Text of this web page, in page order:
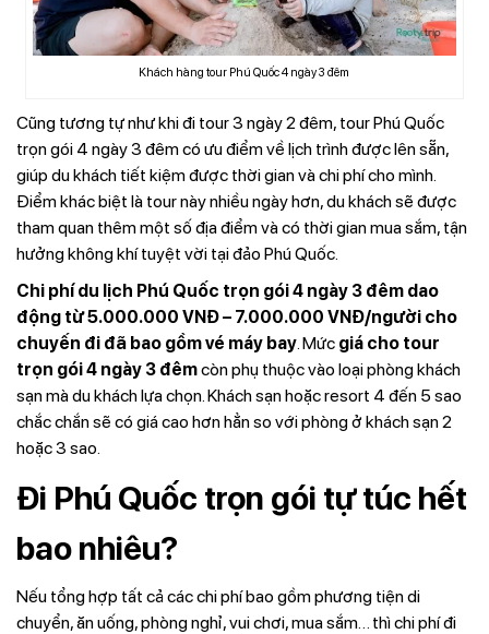
Khách hàng tour Phú Quốc 4 ngày 3 đêm
Cũng tương tự như khi đi tour 3 ngày 2 đêm, tour Phú Quốc
trọn gói 4 ngày 3 đêm có ưu điểm về lịch trình được lên sẵn,
giúp du khách tiết kiệm được thời gian và chi phí cho mình.
Điểm khác biệt là tour này nhiều ngày hơn, du khách sẽ được
tham quan thêm một số địa điểm và có thời gian mua sắm, tận
hưởng không khí tuyệt vời tại đảo Phú Quốc.
Chi phí du lịch Phú Quốc trọn gói 4 ngày 3 đêm dao
động từ 5.000.000 VNĐ – 7.000.000 VNĐ/người cho
chuyến đi đã bao gồm vé máy bay . Mức giá cho tour
trọn gói 4 ngày 3 đêmcòn phụ thuộc vào loại phòng khách
sạn mà du khách lựa chọn. Khách sạn hoặc resort 4 đến 5 sao
chắc chắn sẽ có giá cao hơn hẳn so với phòng ở khách sạn 2
hoặc 3 sao.
Đi Phú Quốc trọn gói tự túc hết
bao nhiêu?
Nếu tổng hợp tất cả các chi phí bao gồm phương tiện di
chuyển, ăn uống, phòng nghỉ, vui chơi, mua sắm… thì chi phí đi